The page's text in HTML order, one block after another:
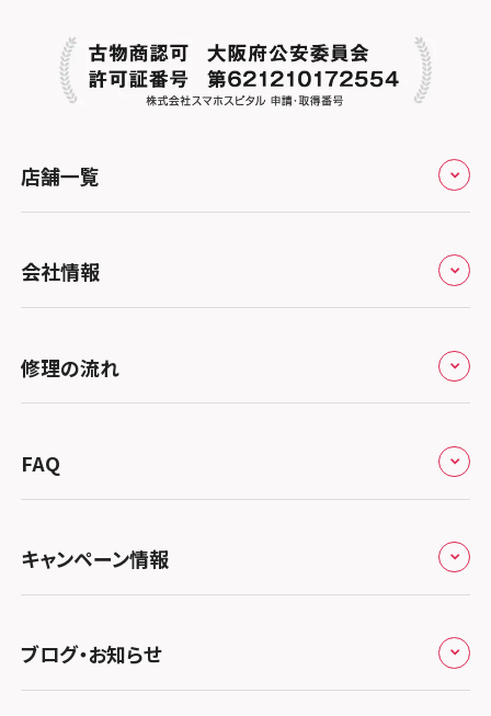
店舗一覧
北海道・東北
スマホスピタル大丸札幌
関東
スマホスピタル宇都宮
スマホスピタル 高崎
スマホスピタル鴻巣
スマホスピタル テルル三芳
スマホスピタル 熊谷
スマホスピタル ゲオデジタルベース川口元郷
スマホスピタル埼玉大宮
北陸・甲信越
スマホスピタルアル・プラザ小松
スマホスピタル 北陸総合修理センター
スマホスピタル 長野
東海
スマホスピタル岐阜
スマホスピタル 浜松
スマホスピタル静岡パルコ
スマホスピタル 藤枝
スマホスピタル名古屋駅前
関西
スマホスピタル 大阪梅田
スマホスピタル by デジホ 梅田地下（うめちか）
スマホスピタル京橋
スマホスピタル by デジホ天王寺ミオ
中国・四国
スマホスピタル岡山駅前
スマホスピタル by デジホ マークイズ福岡もも
ち
会社情報
会社概要
特定商取引法に関する表記
プライバシーポリシー
郵送修理依頼
修理の流れ
郵送修理の流れ
FAQ
キャンペーン情報
キャンペーン一覧
ブログ・お知らせ